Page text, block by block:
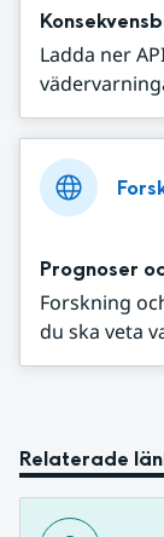
Ladda ner
Prognoser
Forskning
du ska veta
Relaterade